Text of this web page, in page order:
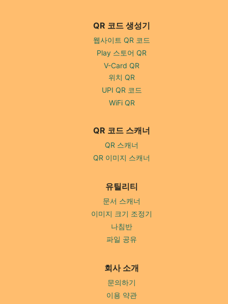
QR 코드 생성기
웹사이트 QR 코드
Play 스토어 QR
V-Card QR
위치 QR
UPI QR 코드
WiFi QR
QR 코드 스캐너
QR 스캐너
QR 이미지 스캐너
유틸리티
문서 스캐너
이미지 크기 조정기
나침반
파일 공유
회사 소개
문의하기
이용 약관